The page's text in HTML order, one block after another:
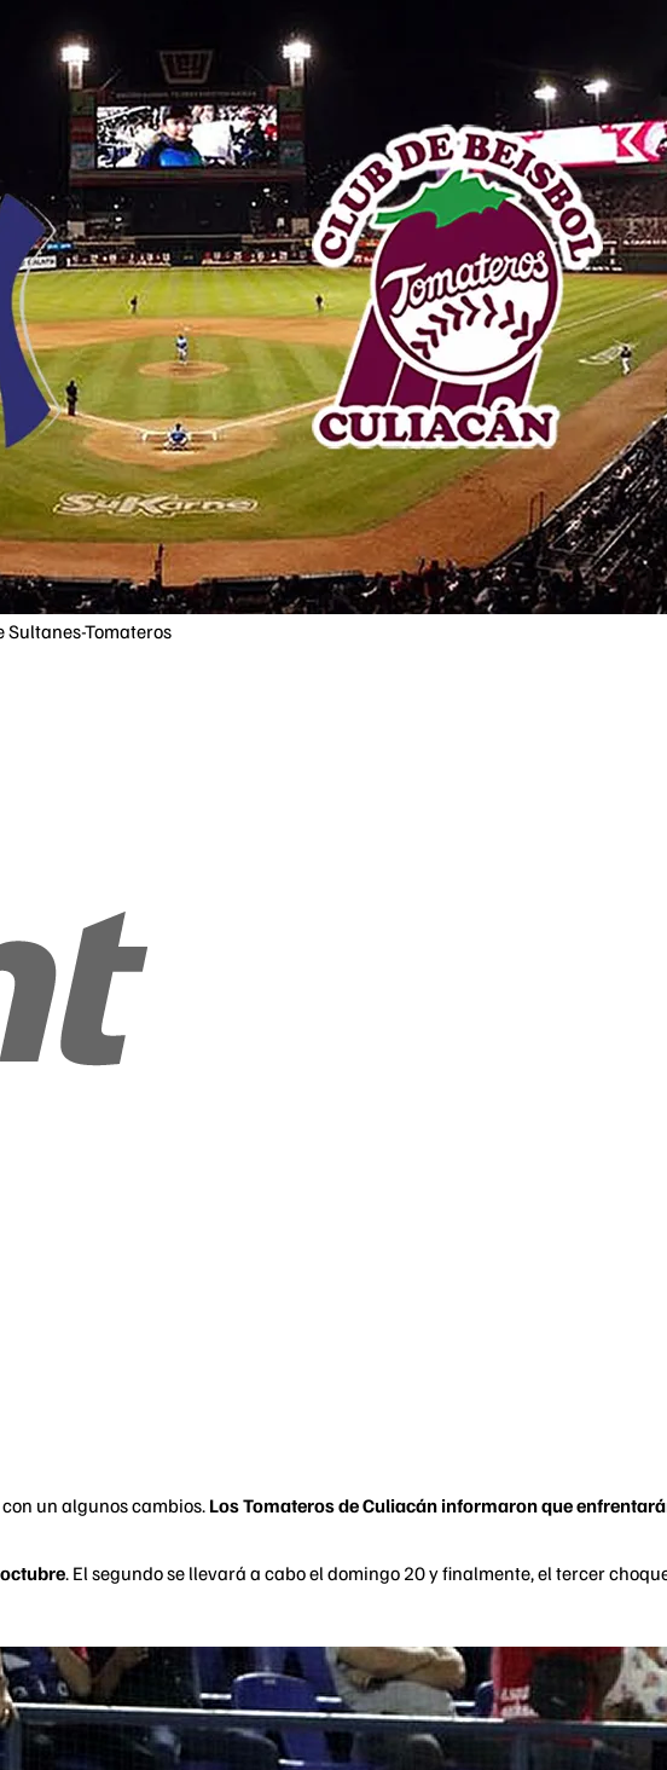
Tomateros
con un algunos cambios. Los Tomateros de Culiacán informaron que
. El segundo se llevará a cabo el domingo 20 y finalmente, el tercer